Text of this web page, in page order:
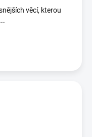
věcí, kterou